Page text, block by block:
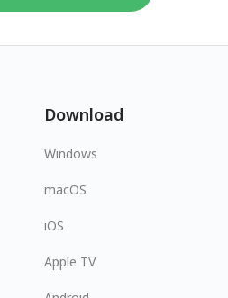
Download
Windows
macOS
iOS
Apple TV